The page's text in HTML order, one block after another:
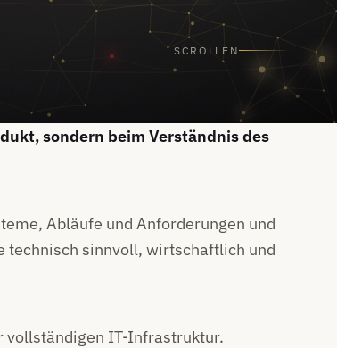
SCROLLEN
sondern beim Verständnis des
Abläufe und Anforderungen und
technisch sinnvoll, wirtschaftlich und
vollständigen IT-Infrastruktur.